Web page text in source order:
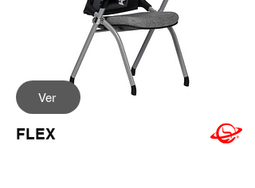
Ver
FLEX